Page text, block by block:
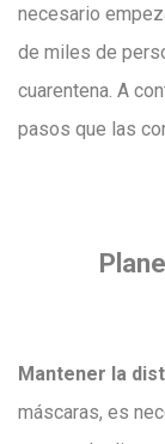
necesario
de miles de
cuarentena. A
pasos que las
Mantener la
máscaras, es